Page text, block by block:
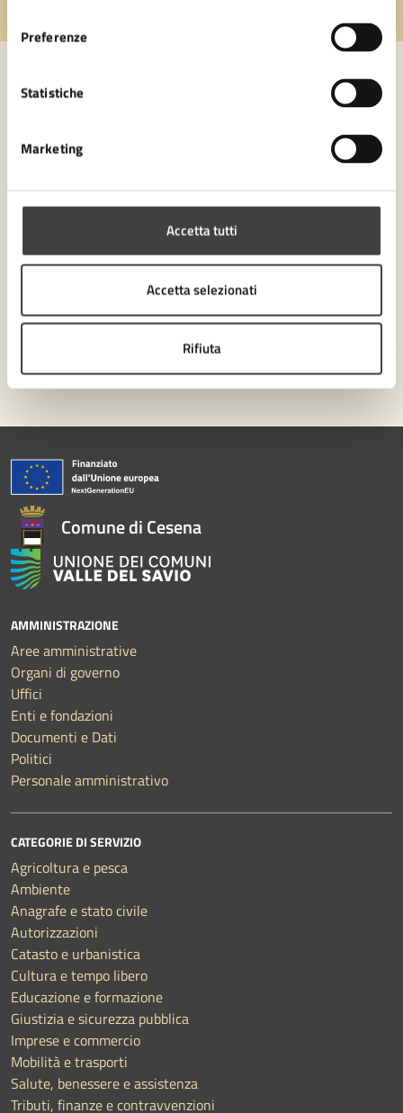
Preferenze
Statistiche
Marketing
Accetta tutti
Accetta selezionati
Rifiuta
Leggi le domande frequenti
Numero verde 0547-356111
Prenota appuntamento
Problemi in città
Comune di Cesena
AMMINISTRAZIONE
Aree amministrative
Organi di governo
Uffici
Enti e fondazioni
Documenti e Dati
Politici
Personale amministrativo
CATEGORIE DI SERVIZIO
Agricoltura e pesca
Ambiente
Anagrafe e stato civile
Autorizzazioni
Catasto e urbanistica
Cultura e tempo libero
Educazione e formazione
Giustizia e sicurezza pubblica
Imprese e commercio
Mobilità e trasporti
Salute, benessere e assistenza
Tributi, finanze e contravvenzioni